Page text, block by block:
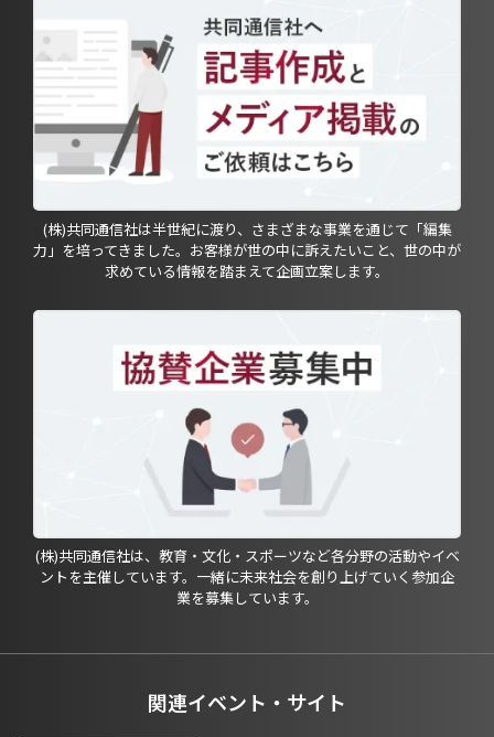
(株)共同通信社は半世紀に渡り、さまざまな事業を通じて「編集
力」を培ってきました。お客様が世の中に訴えたいこと、世の中が
求めている情報を踏まえて企画立案します。
(株)共同通信社は、教育・文化・スポーツなど各分野の活動やイベ
ントを主催しています。一緒に未来社会を創り上げていく参加企
業を募集しています。
関連イベント・サイト